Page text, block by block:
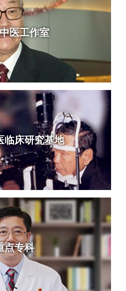
医工作室
临床研究基地
点专科